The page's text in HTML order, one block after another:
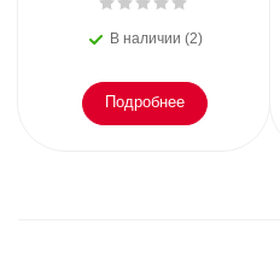
В наличии (2)
Подробнее